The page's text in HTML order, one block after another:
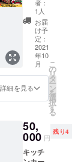
す。
10セッ
ト限定
です。
※1セッ
トで1名
様分の
食べ比
べセッ
日程は
メール
にて打
合せさ
をキッ
チン
カーで
お届け
しま
す。 当
日はハ
チ北観
光協会
代表理
事 田丸
接客い
たしま
す。 食
べ比べ
者：
1人
お届
け予
定：
2021
年10
月
詳細を見る
こ
の
リ
タ
ー
ン
を
選
択
す
る
50,
000 円
残り4
キッチ